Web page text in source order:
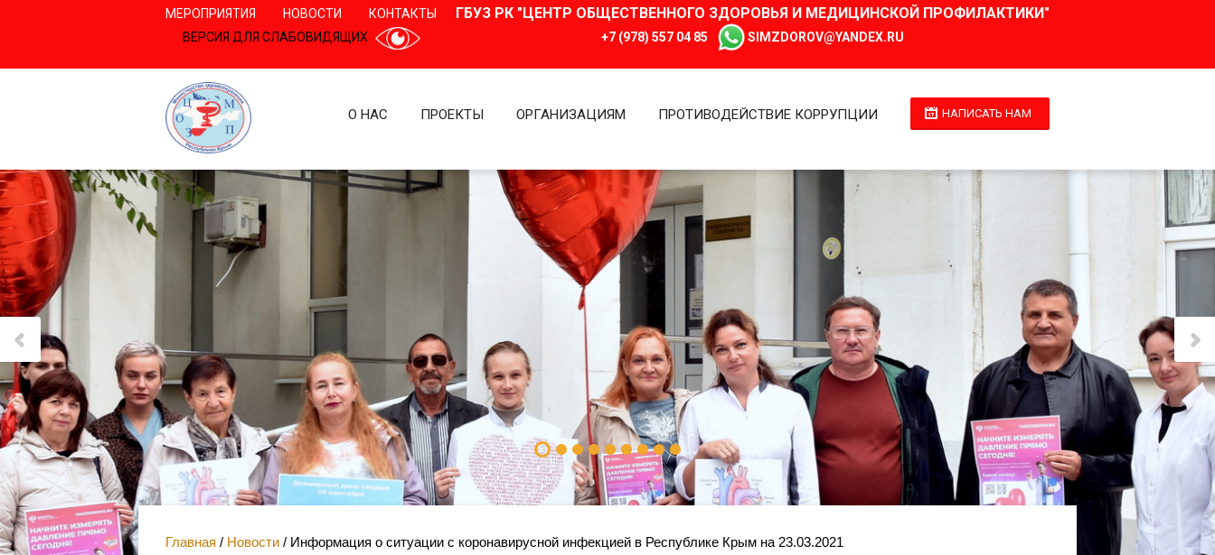
МЕРОПРИЯТИЯ НОВОСТИ
КОНТАКТЫ
ВЕРСИЯ ДЛЯ СЛАБОВИДЯЩИХ
ГБУЗ РК "ЦЕНТР ОБЩЕСТВЕННОГО ЗДОРОВЬЯ И МЕДИЦИНСКОЙ ПРОФИЛАКТИКИ"
+7 (978) 557 04 85 SIMZDOROV@YANDEX.RU
НАПИСАТЬ НАМ
О НАС ПРОЕКТЫ ОРГАНИЗАЦИЯМ ПРОТИВОДЕЙСТВИЕ КОРРУПЦИИ
Главная Новости Информация о ситуации с коронавирусной инфекцией в Республике Крым на 23.03.2021